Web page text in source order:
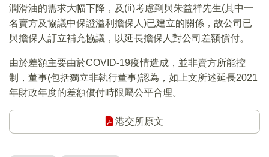
潤滑油的需求大幅下降，及(ii)考慮到與朱益祥先生(其中一
名賣方及協議中保證溢利擔保人)已建立的關係，故公司已
與擔保人訂立補充協議，以延長擔保人對公司差額償付。
由於差額主要由於COVID-19疫情造成，並非賣方所能控
制，董事(包括獨立非執行董事)認為，如上文所述延長2021
年財政年度的差額償付時限屬公平合理。
港交所原文